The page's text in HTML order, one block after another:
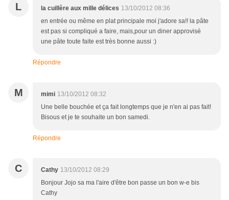
L la cuillère aux mille délices 13/10/2012 08:36
en entrée ou même en plat principale moi j'adore sa!! la pâte
est pas si compliqué a faire, mais,pour un diner approvisé
une pâte toute faite est très bonne aussi :)
Répondre
M mimi 13/10/2012 08:32
Une belle bouchée et ça fait longtemps que je n'en ai pas fait!
Bisous et je te souhaite un bon samedi.
Répondre
C Cathy 13/10/2012 08:29
Bonjour Jojo sa ma l'aire d'être bon passe un bon w-e bis
Cathy